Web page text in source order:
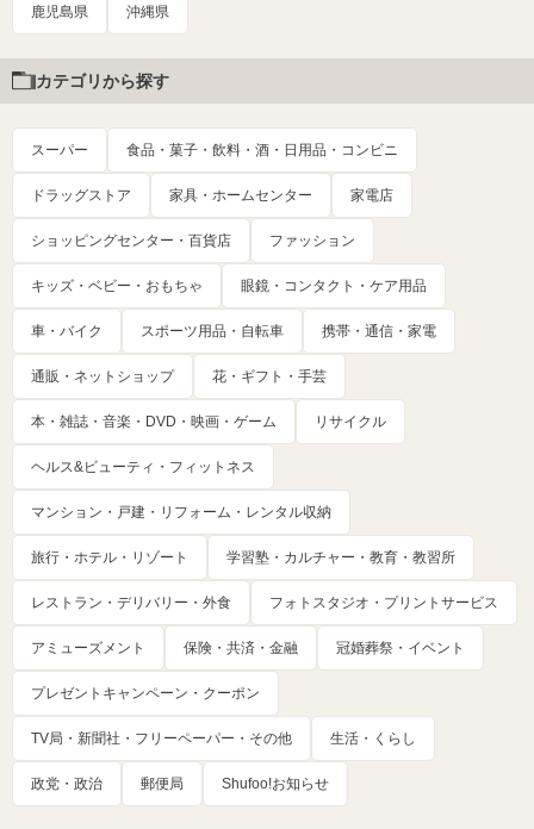
鹿児島県 沖縄県
カテゴリから探す
スーパー 食品・菓子・飲料・酒・日用品・コンビニ
ドラッグストア 家具・ホームセンター 家電店
ショッピングセンター・百貨店 ファッション
キッズ・ベビー・おもちゃ 眼鏡・コンタクト・ケア用品
車・バイク スポーツ用品・自転車 携帯・通信・家電
通販・ネットショップ 花・ギフト・手芸
本・雑誌・音楽・DVD・映画・ゲーム リサイクル
ヘルス&ビューティ・フィットネス
マンション・戸建・リフォーム・レンタル収納
旅行・ホテル・リゾート 学習塾・カルチャー・教育・教習所
レストラン・デリバリー・外食 フォトスタジオ・プリントサービス
アミューズメント 保険・共済・金融 冠婚葬祭・イベント
プレゼントキャンペーン・クーポン
TV局・新聞社・フリーペーパー・その他 生活・くらし
政党・政治 郵便局 Shufoo!お知らせ